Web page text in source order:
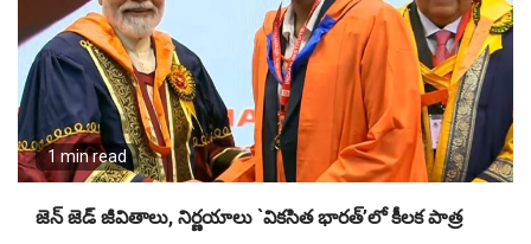
1 min read
జెన్ జెడ్ జీవితాలు, నిర్ణయాలు `వికసిత భారత్’లో కీలక పాత్ర